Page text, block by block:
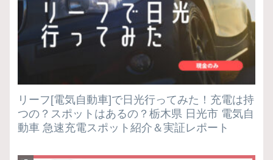
リーフ[電気自動車]で日光行ってみた！充電は持
つの？スポットはあるの？栃木県 日光市 電気自
動車 急速充電スポット紹介＆実証レポート